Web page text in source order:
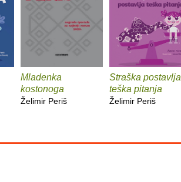
Mladenka
kostonoga
Želimir Periš
Straška postavlja
teška pitanja
Želimir Periš